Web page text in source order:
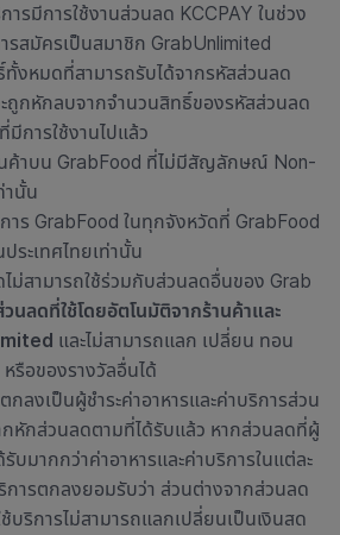
ารมีการใช้งานส่วนลด KCCPAY ในช่วง
รสมัครเป็นสมาชิก GrabUnlimited
งหมดที่สามารถรับได้จากรหัสส่วนลด
ถูกหักลบจากจำนวนสิทธิ์ของรหัสส่วนลด
มีการใช้งานไปแล้ว
ค้าบน GrabFood ที่ไม่มีสัญลักษณ์ Non-
านั้น
าร GrabFood ในทุกจังหวัดที่ GrabFood
ประเทศไทยเท่านั้น
ม่สามารถใช้ร่วมกับส่วนลดอื่นของ Grab
วนลดที่ใช้โดยอัตโนมัติจากร้านค้าและ
และไม่สามารถแลก เปลี่ยน ทอน
หรือของรางวัลอื่นได้
กลงเป็นผู้ชำระค่าอาหารและค่าบริการส่วน
กหักส่วนลดตามที่ได้รับแล้ว หากส่วนลดที่ผู้
รับมากกว่าค่าอาหารและค่าบริการในแต่ละ
การตกลงยอมรับว่า ส่วนต่างจากส่วนลด
บริการไม่สามารถแลกเปลี่ยนเป็นเงินสด